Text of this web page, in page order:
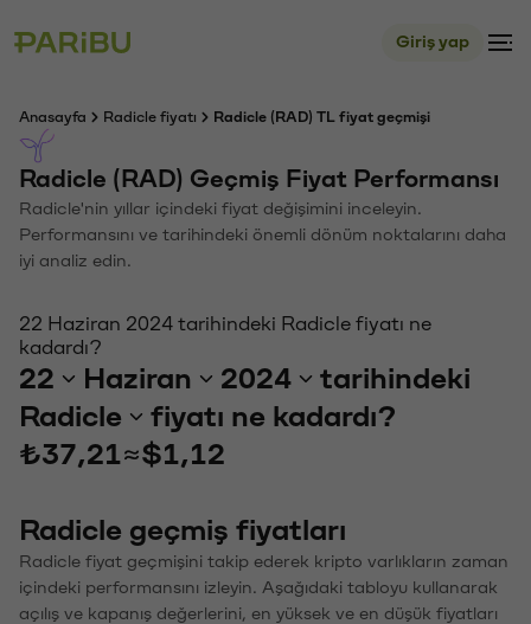
Giriş yap
Anasayfa Radicle fiyatı Radicle (RAD) TL fiyat geçmişi
Radicle (RAD) Geçmiş Fiyat Performansı
Radicle'nin yıllar içindeki fiyat değişimini inceleyin.
Performansını ve tarihindeki önemli dönüm noktalarını daha
iyi analiz edin.
22 Haziran 2024 tarihindeki Radicle fiyatı ne
kadardı?
22 Haziran 2024
tarihindeki
Radicle
fiyatı ne kadardı?
₺37,21≈$1,12
Radicle geçmiş fiyatları
Radicle fiyat geçmişini takip ederek kripto varlıkların zaman
içindeki performansını izleyin. Aşağıdaki tabloyu kullanarak
açılış ve kapanış değerlerini, en yüksek ve en düşük fiyatları